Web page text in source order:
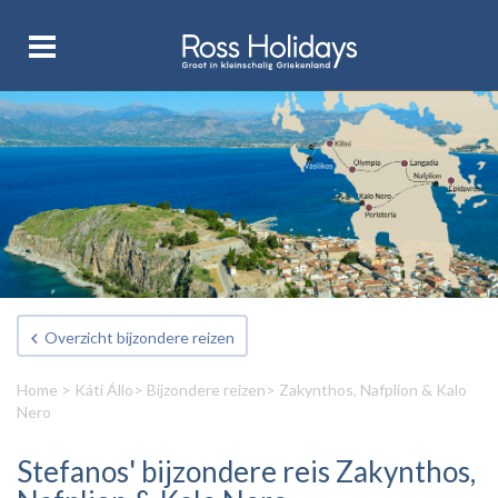
Overzicht bijzondere reizen
Home > Káti Állo> Bijzondere reizen> Zakynthos, Nafplion & Kalo
Nero
Stefanos' bijzondere reis Zakynthos,